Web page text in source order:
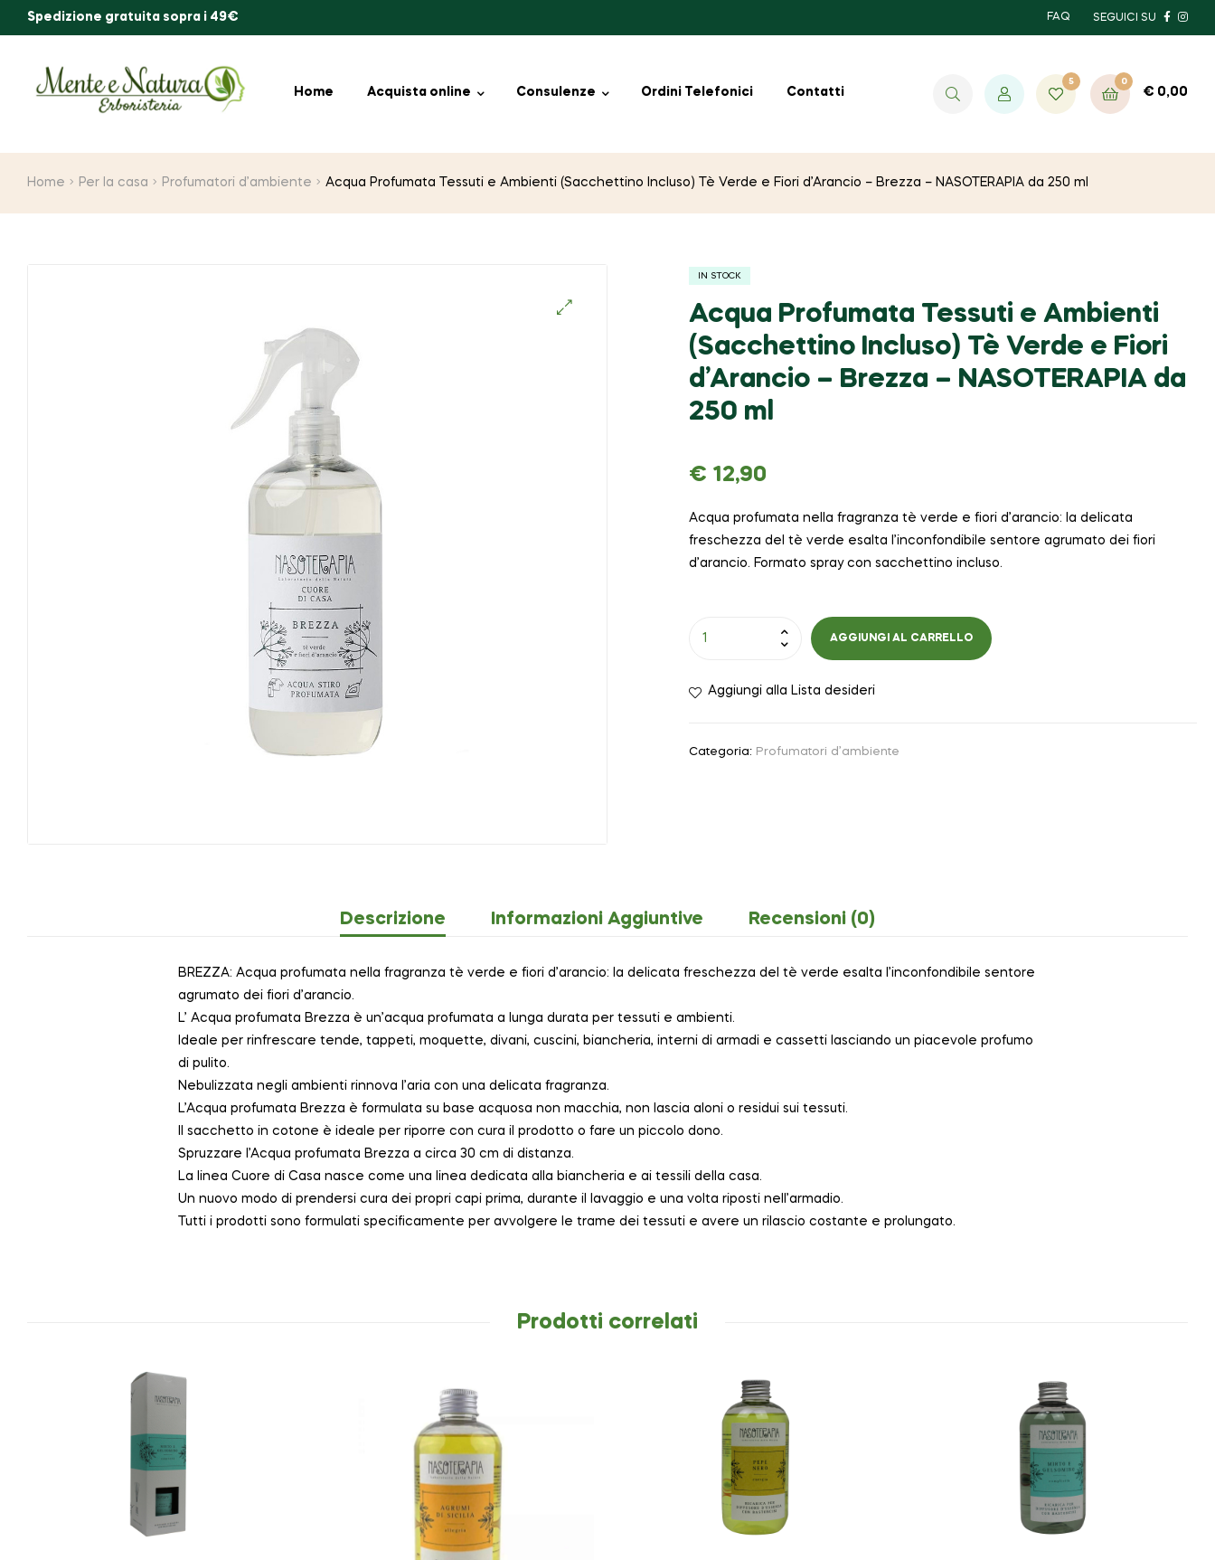
Spedizione gratuita sopra i 49€ FAQ SEGUICI SU
Home Acquista online Consulenze Ordini Telefonici Contatti
5 0
€ 0,00
Home Per la casa Profumatori d’ambiente Acqua Profumata Tessuti e Ambienti (Sacchettino Incluso) Tè Verde e Fiori d’Arancio – Brezza – NASOTERAPIA da 250 ml
IN STOCK
Acqua Profumata Tessuti e Ambienti
(Sacchettino Incluso) Tè Verde e Fiori
d’Arancio – Brezza – NASOTERAPIA da
250 ml
€ 12,90
Acqua profumata nella fragranza tè verde e fiori d’arancio: la delicata
freschezza del tè verde esalta l’inconfondibile sentore agrumato dei fiori
d’arancio. Formato spray con sacchettino incluso.
AGGIUNGI AL CARRELLO
Aggiungi alla Lista desideri
Categoria: Profumatori d’ambiente
Descrizione Informazioni Aggiuntive Recensioni (0)
BREZZA: Acqua profumata nella fragranza tè verde e fiori d’arancio: la delicata freschezza del tè verde esalta l’inconfondibile sentore
agrumato dei fiori d’arancio.
L’ Acqua profumata Brezza è un’acqua profumata a lunga durata per tessuti e ambienti.
Ideale per rinfrescare tende, tappeti, moquette, divani, cuscini, biancheria, interni di armadi e cassetti lasciando un piacevole profumo
di pulito.
Nebulizzata negli ambienti rinnova l’aria con una delicata fragranza.
L’Acqua profumata Brezza è formulata su base acquosa non macchia, non lascia aloni o residui sui tessuti.
Il sacchetto in cotone è ideale per riporre con cura il prodotto o fare un piccolo dono.
Spruzzare l’Acqua profumata Brezza a circa 30 cm di distanza.
La linea Cuore di Casa nasce come una linea dedicata alla biancheria e ai tessili della casa.
Un nuovo modo di prendersi cura dei propri capi prima, durante il lavaggio e una volta riposti nell’armadio.
Tutti i prodotti sono formulati specificamente per avvolgere le trame dei tessuti e avere un rilascio costante e prolungato.
Prodotti correlati